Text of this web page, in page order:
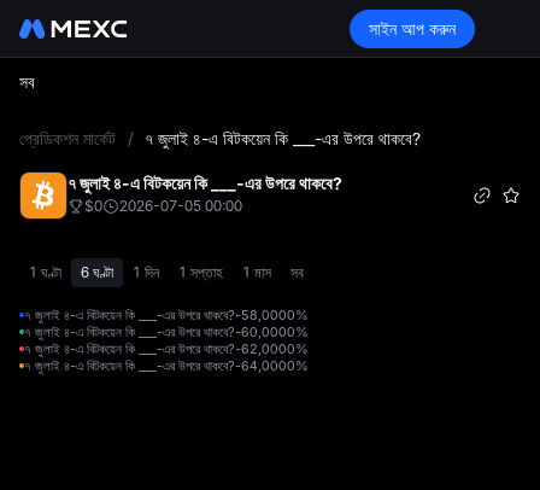
সাইন আপ করুন
সব
প্রেডিকশন মার্কেট / ৭ জুলাই ৪-এ বিটকয়েন কি ___-এর উপরে থাকবে?
৭ জুলাই ৪-এ বিটকয়েন কি ___-এর উপরে থাকবে?
$0 2026-07-05 00:00
1 ঘণ্টা 6 ঘণ্টা 1 দিন 1 সপ্তাহ 1 মাস সব
৭ জুলাই ৪-এ বিটকয়েন কি ___-এর উপরে থাকবে?-58,0000%
৭ জুলাই ৪-এ বিটকয়েন কি ___-এর উপরে থাকবে?-60,0000%
৭ জুলাই ৪-এ বিটকয়েন কি ___-এর উপরে থাকবে?-62,0000%
৭ জুলাই ৪-এ বিটকয়েন কি ___-এর উপরে থাকবে?-64,0000%